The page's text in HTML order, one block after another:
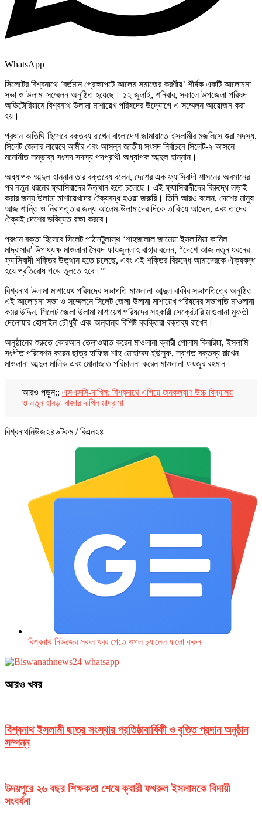
WhatsApp
সিলেটের বিশ্বনাথে ‘বর্তমান প্রেক্ষাপটে আলেম সমাজের করণীয়’ শীর্ষক একটি আলোচনা
সভা ও উলামা সম্মেলন অনুষ্ঠিত হয়েছে। ১২ জুলাই, শনিবার, সকালে উপজেলা পরিষদ
অডিটোরিয়ামে বিশ্বনাথ উলামা মাশায়েখ পরিষদের উদ্যোগে এ সম্মেলন আয়োজন করা
হয়।
প্রধান অতিথি হিসেবে বক্তব্য রাখেন বাংলাদেশ জামায়াতে ইসলামীর মজলিসে শুরা সদস্য,
সিলেট জেলার নায়েবে আমীর এবং আসন্ন জাতীয় সংসদ নির্বাচনে সিলেট-২ আসনে
মনোনীত সম্ভাব্য সংসদ সদস্য পদপ্রার্থী অধ্যাপক আব্দুল হান্নান।
অধ্যাপক আব্দুল হান্নান তার বক্তব্যে বলেন, দেশের এক ফ্যাসিবাদী শাসনের অবসানের
পর নতুন ধরনের ফ্যাসিবাদের উত্থান হতে চলেছে। এই ফ্যাসিবাদীদের বিরুদ্ধে লড়াই
করার জন্য উলামা মাশায়েখদের ঐক্যবদ্ধ হওয়া জরুরি। তিনি আরও বলেন, দেশের মানুষ
আজ শান্তি ও নিরাপত্তার জন্য আলেম-উলামাদের দিকে তাকিয়ে আছেন, এবং তাদের
ঐক্যই দেশের ভবিষ্যত রক্ষা করবে।
প্রধান বক্তা হিসেবে সিলেট পাঠানটুলাস্থ ‘শাহজালাল জামেয়া ইসলামিয়া কামিল
মাদ্রাসার’ উপাধ্যক্ষ মাওলানা সৈয়দ ফায়জুল্লাহ বাহার বলেন, “দেশে আজ নতুন ধরনের
ফ্যাসিবাদী শক্তির উত্থান হতে চলেছে, এবং এই শক্তির বিরুদ্ধে আমাদেরকে ঐক্যবদ্ধ
হয়ে প্রতিরোধ গড়ে তুলতে হবে।”
বিশ্বনাথ উলামা মাশায়েখ পরিষদের সভাপতি মাওলানা আব্দুল বাকীর সভাপতিত্বে অনুষ্ঠিত
এই আলোচনা সভা ও সম্মেলনে সিলেট জেলা উলামা মাশায়েখ পরিষদের সভাপতি মাওলানা
কমর উদ্দিন, সিলেট জেলা উলামা মাশায়েখ পরিষদের সহকারী সেক্রেটারি মাওলানা মুফতী
দেলোয়ার হোসাইন চৌধুরী এবং অন্যান্য বিশিষ্ট ব্যক্তিরা বক্তব্য রাখেন।
অনুষ্ঠানের শুরুতে কোরআন তেলাওয়াত করেন মাওলানা ক্বারী গোলাম কিবরিয়া, ইসলামি
সংগীত পরিবেশন করেন ছাত্র হাফিজ শাহ মোহাম্মদ ইউসুফ, স্বাগত বক্তব্য রাখেন
মাওলানা আব্দুল মালিক এবং মোনাজাত পরিচালনা করেন মাওলানা ফয়জুর রহমান।
আরও পড়ুন:: এসএসসি-দাখিল: বিশ্বনাথে এগিয়ে জনকল্যাণ উচ্চ বিদ্যালয়
ও নতুন হাবড়া বাজার দাখিল মাদ্রাসা
বিশ্বনাথনিউজ২৪ডটকম / বিএন২৪
বিশ্বনাথ নিউজের সকল খবর পেতে গুগল চ‌্যানেল ফলো করুন
আরও খবর
বিশ্বনাথ ইসলামী ছাত্র সংস্থার প্রতিষ্ঠাবার্ষিকী ও বৃত্তি প্রদান অনুষ্ঠান
সম্পন্ন
উদয়পুরে ২৬ বছর শিক্ষকতা শেষে ক্বারী ফখরুল ইসলামকে বিদায়ী
সংবর্ধনা